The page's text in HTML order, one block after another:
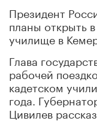
Президент
планы открыть
училище в
Глава
рабочей
кадетском
года.
Цивилев